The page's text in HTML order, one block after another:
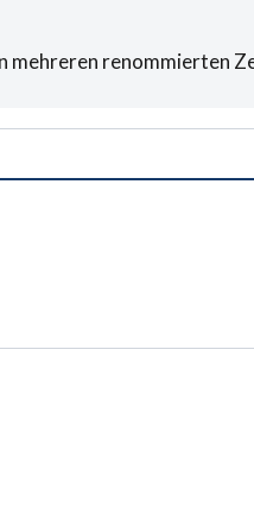
mehreren renommierten